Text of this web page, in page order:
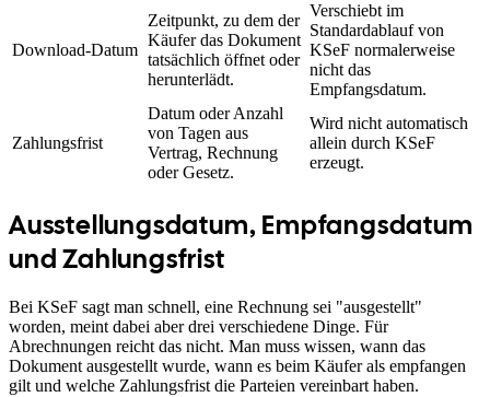
Download-Datum
Zeitpunkt, zu dem der
Käufer das Dokument
tatsächlich öffnet oder
herunterlädt.
Verschiebt im
Standardablauf von
KSeF normalerweise
nicht das
Empfangsdatum.
Zahlungsfrist
Datum oder Anzahl
von Tagen aus
Vertrag, Rechnung
oder Gesetz.
Wird nicht automatisch
allein durch KSeF
erzeugt.
Ausstellungsdatum, Empfangsdatum
und Zahlungsfrist
Bei KSeF sagt man schnell, eine Rechnung sei "ausgestellt"
worden, meint dabei aber drei verschiedene Dinge. Für
Abrechnungen reicht das nicht. Man muss wissen, wann das
Dokument ausgestellt wurde, wann es beim Käufer als empfangen
gilt und welche Zahlungsfrist die Parteien vereinbart haben.